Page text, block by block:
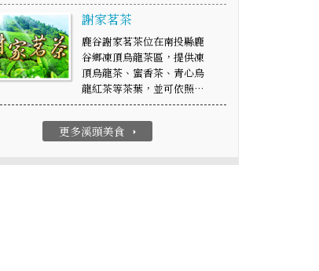
謝家茗茶
鹿谷謝家茗茶位在南投縣鹿
谷鄉凍頂烏龍茶區，提供凍
頂烏龍茶、蜜香茶、青心烏
龍紅茶等茶葉，並可依照…
更多溪頭美食 arrow_right